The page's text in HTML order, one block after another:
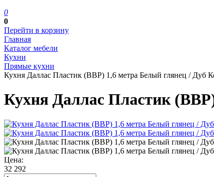
0
0
Перейти в корзину
Главная
Каталог мебели
Кухни
Прямые кухни
Кухня Даллас Пластик (ВВР) 1,6 метра Белый глянец / Дуб
Кухня Даллас Пластик
Цена:
32 292